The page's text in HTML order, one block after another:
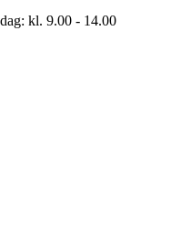
kl. 9.00 - 14.00